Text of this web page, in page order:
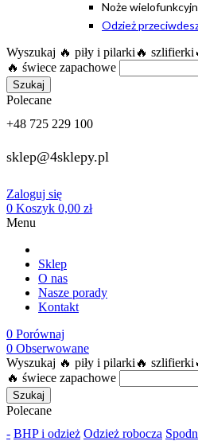
Noże
Odzież
Wyszukaj 🔥 piły i pilarki 🔥 szlifierki
🔥 świece zapachowe
Szukaj
Polecane
+48 725 229 100
sklep@4sklepy.pl
Zaloguj się
0 Koszyk 0,00 zł
Menu
Sklep
O nas
Nasze porady
Kontakt
0 Porównaj
0 Obserwowane
Wyszukaj 🔥 piły i pilarki 🔥 szlifierki
🔥 świece zapachowe
Szukaj
Polecane
- BHP i odzież Odzież robocza